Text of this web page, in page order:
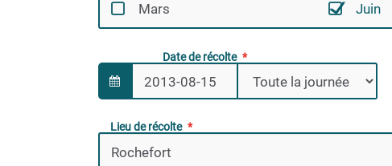
Mars
Juin
Date de récolte
Lieu de récolte